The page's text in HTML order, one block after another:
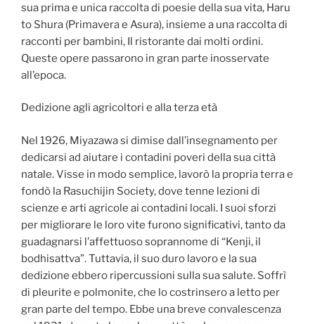
sua prima e unica raccolta di poesie della sua vita, Haru
to Shura (Primavera e Asura), insieme a una raccolta di
racconti per bambini, Il ristorante dai molti ordini.
Queste opere passarono in gran parte inosservate
all’epoca.
Dedizione agli agricoltori e alla terza età
Nel 1926, Miyazawa si dimise dall’insegnamento per
dedicarsi ad aiutare i contadini poveri della sua città
natale. Visse in modo semplice, lavorò la propria terra e
fondò la Rasuchijin Society, dove tenne lezioni di
scienze e arti agricole ai contadini locali. I suoi sforzi
per migliorare le loro vite furono significativi, tanto da
guadagnarsi l’affettuoso soprannome di “Kenji, il
bodhisattva”. Tuttavia, il suo duro lavoro e la sua
dedizione ebbero ripercussioni sulla sua salute. Soffrì
di pleurite e polmonite, che lo costrinsero a letto per
gran parte del tempo. Ebbe una breve convalescenza